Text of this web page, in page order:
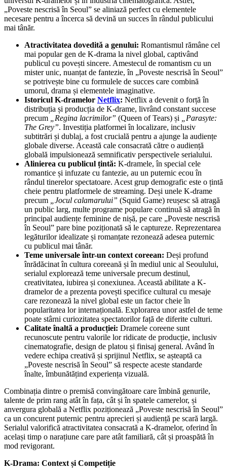
„Poveste nescrisă în Seoul” se aliniază perfect cu elementele
necesare pentru a încerca să devină un succes în rândul publicului
mai tânăr.
Atractivitatea dovedită a genului: Romantismul rămâne cel
mai popular gen de K-drama la nivel global, captivând
publicul cu povești sincere. Amestecul de romantism cu un
mister unic, nuanțat de fantezie, în „Poveste nescrisă în Seoul”
se potrivește bine cu formulele de succes care combină
umorul, drama și elementele imaginative.
Istoricul K-dramelor Netflix: Netflix a devenit o forță în
distribuția și producția de K-drame, livrând constant succese
precum
„Regina lacrimilor” (Queen of Tears) și
„Parasyte:
The Grey”. Investiția platformei în localizare, inclusiv
subtitrări și dublaj, a fost crucială pentru a ajunge la audiențe
globale diverse. Această cale consacrată către o audiență
globală impulsionează semnificativ perspectivele serialului.
Alinierea cu publicul țintă: K-dramele, în special cele
romantice și infuzate cu fantezie, au un puternic ecou în
rândul tinerelor spectatoare. Acest grup demografic este o țintă
cheie pentru platformele de streaming. Deși unele K-drame
precum
„Jocul calamarului” (Squid Game) reușesc să atragă
un public larg, multe programe populare continuă să atragă în
principal audiențe feminine de nișă, pe care „Poveste nescrisă
în Seoul” pare bine poziționată să le captureze. Reprezentarea
legăturilor idealizate și romanțate rezonează adesea puternic
cu publicul mai tânăr.
Teme universale într-un context coreean: Deși profund
înrădăcinat în cultura coreeană și în mediul unic al Seoulului,
serialul explorează teme universale precum destinul,
creativitatea, iubirea și conexiunea. Această abilitate a K-
dramelor de a prezenta povești specifice cultural cu mesaje
care rezonează la nivel global este un factor cheie în
popularitatea lor internațională. Explorarea unor astfel de teme
poate stârni curiozitatea spectatorilor față de diferite culturi.
Calitate înaltă a producției: Dramele coreene sunt
recunoscute pentru valorile lor ridicate de producție, inclusiv
cinematografie, design de platou și finisaj general. Având în
vedere echipa creativă și sprijinul Netflix, se așteaptă ca
„Poveste nescrisă în Seoul” să respecte aceste standarde
înalte, îmbunătățind experiența vizuală.
Combinația dintre o premisă convingătoare care îmbină genurile,
talente de prim rang atât în fața, cât și în spatele camerelor, și
anvergura globală a Netflix poziționează „Poveste nescrisă în Seoul”
ca un concurent puternic pentru aprecieri și audiență pe scară largă.
Serialul valorifică atractivitatea consacrată a K-dramelor, oferind în
același timp o narațiune care pare atât familiară, cât și proaspătă în
mod revigorant.
K-Drama: Context și Competiție